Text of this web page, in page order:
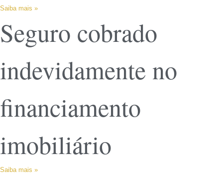
Saiba mais »
Seguro cobrado
indevidamente no
financiamento
imobiliário
Saiba mais »